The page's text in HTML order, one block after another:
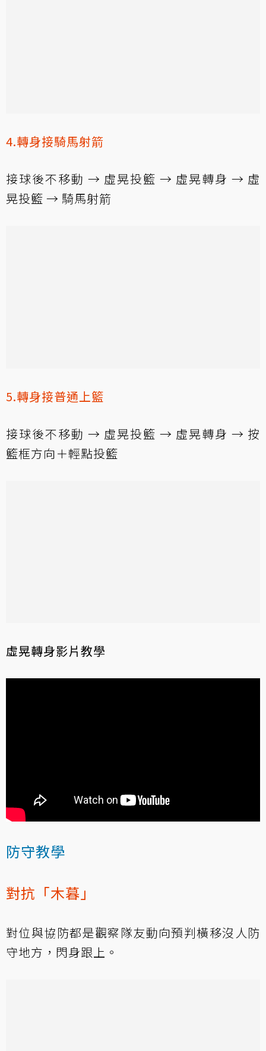
4.轉身接騎馬射箭
接球後不移動 → 虛晃投籃 → 虛晃轉身 → 虛
晃投籃 → 騎馬射箭
5.轉身接普通上籃
接球後不移動 → 虛晃投籃 → 虛晃轉身 → 按
籃框方向＋輕點投籃
虛晃轉身影片教學
防守教學
對抗「木暮」
對位與協防都是觀察隊友動向預判橫移沒人防
守地方，閃身跟上。